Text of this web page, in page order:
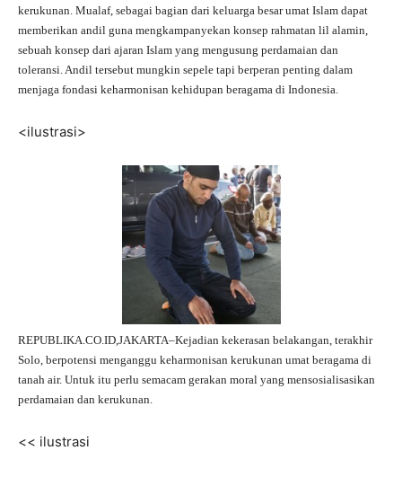
kerukunan. Mualaf, sebagai bagian dari keluarga besar umat Islam dapat
memberikan andil guna mengkampanyekan konsep rahmatan lil alamin,
sebuah konsep dari ajaran Islam yang mengusung perdamaian dan
toleransi. Andil tersebut mungkin sepele tapi berperan penting dalam
menjaga fondasi keharmonisan kehidupan beragama di Indonesia.
<ilustrasi>
REPUBLIKA.CO.ID,JAKARTA–Kejadian kekerasan belakangan, terakhir
Solo, berpotensi menganggu keharmonisan kerukunan umat beragama di
tanah air. Untuk itu perlu semacam gerakan moral yang mensosialisasikan
perdamaian dan kerukunan.
<< ilustrasi